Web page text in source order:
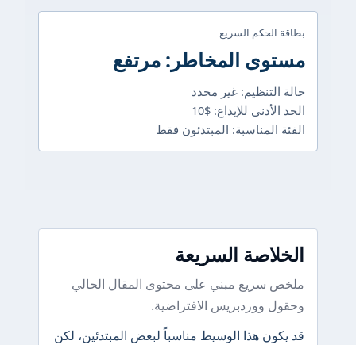
بطاقة الحكم السريع
مستوى المخاطر: مرتفع
حالة التنظيم: غير محدد
الحد الأدنى للإيداع: $10
الفئة المناسبة: المبتدئون فقط
الخلاصة السريعة
ملخص سريع مبني على محتوى المقال الحالي
وحقول ووردبريس الافتراضية.
قد يكون هذا الوسيط مناسباً لبعض المبتدئين، لكن